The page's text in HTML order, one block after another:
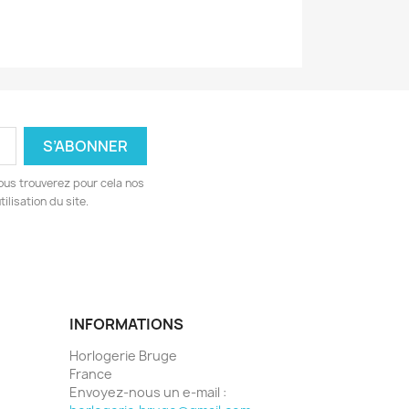
trouverez pour cela nos
du site.
INFORMATIONS
Horlogerie Bruge
France
Envoyez-nous un e-mail :